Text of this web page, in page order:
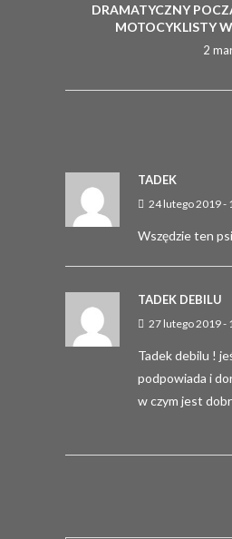
DRAMATYCZNY
MOTOCYKLISTY
2
TADEK
24 lutego 2019 -
Wszędzie ten
TADEK DEBILU
27 lutego 2019 -
Tadek debilu !
podpowiada i
w czym jest